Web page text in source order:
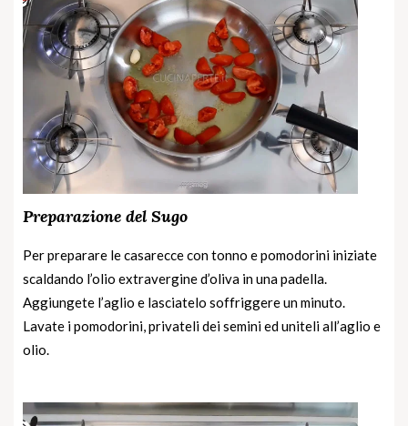
Preparazione del Sugo
Per preparare le casarecce con tonno e pomodorini iniziate
scaldando l’olio extravergine d’oliva in una padella.
Aggiungete l’aglio e lasciatelo soffriggere un minuto.
Lavate i pomodorini, privateli dei semini ed uniteli all’aglio e
olio.